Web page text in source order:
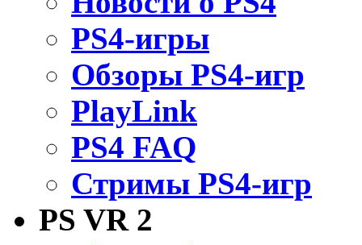
PS4-игры
Обзоры PS4-игр
PlayLink
PS4 FAQ
Стримы PS4-игр
PS VR 2